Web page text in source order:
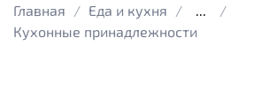
Главная Еда и кухня
Кухонные принадлежности